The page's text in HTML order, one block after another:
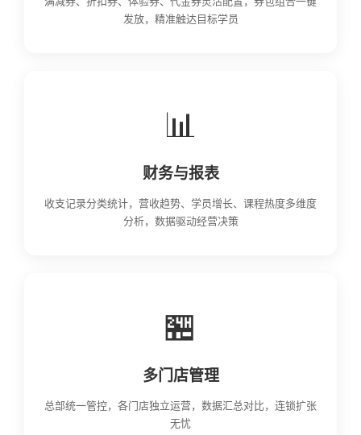
发放，精准触达目标学员
📊
财务与报表
收支记录分类统计，营收趋势、学员增长、课程热度多维度
分析，数据驱动经营决策
🏪
多门店管理
总部统一管控，各门店独立运营，数据汇总对比，连锁扩张
无忧